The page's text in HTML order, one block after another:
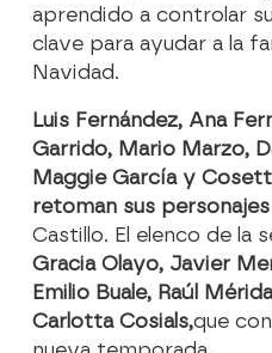
aprendido a controlar
clave para ayudar a la
Navidad.
Luis Fernández, Ana
Garrido, Mario Marzo,
Maggie García y
retoman sus personajes
Castillo. El elenco de la
Gracia Olayo, Javier
Emilio Buale, Raúl
Carlotta Cosials,que